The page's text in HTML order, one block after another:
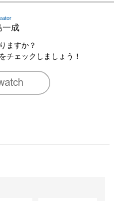
一成
ますか？
チェックしましょう！